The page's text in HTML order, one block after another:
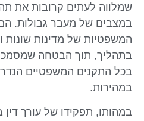
שמלווה לעתים קרובות את
במצבים של מעבר גבולות.
המשפטיות של מדינות שונות
בתהליך, תוך הבטחה שמסמכי
בכל התקנים המשפטיים
במהירות.
במהותו, תפקידו של עורך דין